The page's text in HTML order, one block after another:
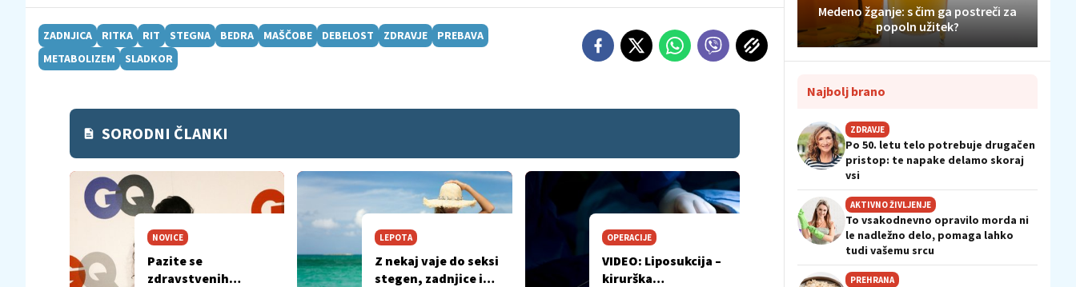
ZADNJICA RITKA RIT STEGNA BEDRA MAŠČOBE DEBELOST ZDRAVJE
PREBAVA
METABOLIZEM
SLADKOR
SORODNI ČLANKI
NOVICE
Pazite se
zdravstvenih
LEPOTA
Z nekaj vaje do seksi
stegen, zadnjice in
OPERACIJE
VIDEO: Liposukcija –
kirurška
Medeno žganje: s čim ga postreči za
popoln užitek?
Najbolj brano
ZDRAVJE
Po 50. letu telo potrebuje drugačen
pristop: te napake delamo skoraj
vsi
AKTIVNO ŽIVLJENJE
To vsakodnevno opravilo morda ni
le nadležno delo, pomaga lahko
tudi vašemu srcu
PREHRANA